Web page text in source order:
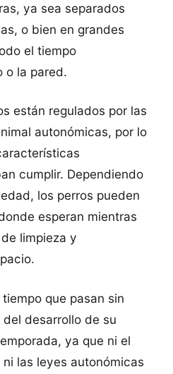
ya sea separados
o bien en grandes
el tiempo
o la pared.
están regulados por las
autonómicas, por lo
cumplir. Dependiendo
los perros pueden
esperan mientras
limpieza y
que pasan sin
desarrollo de su
ya que ni el
ni las leyes autonómicas